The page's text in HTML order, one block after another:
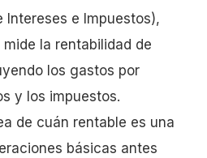
Intereses e Impuestos),
la rentabilidad de
los gastos por
y los impuestos.
de cuán rentable es una
básicas antes